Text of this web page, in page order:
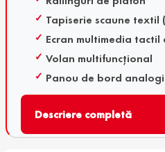
Tapiserie scaune textil
Ecran multimedia tactil
Volan multifuncțional
Panou de bord
Descriere completă